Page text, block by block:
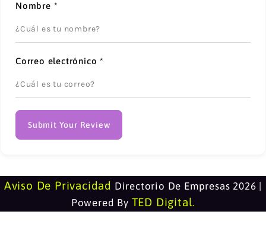
Nombre *
Correo electrónico*
Submit Your Review
Aviso De Privacidad Directorio De Empresas 2026 |
Powered By TED Digital.